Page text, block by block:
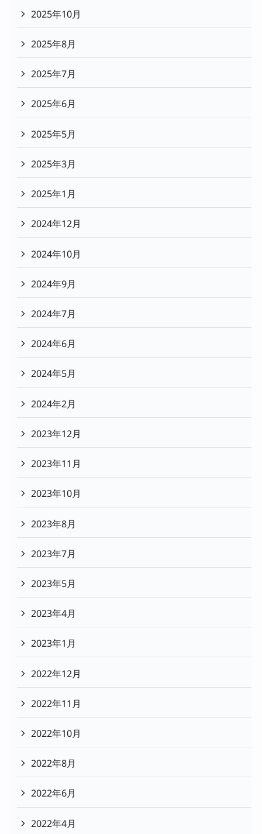
2025年10月
2025年8月
2025年7月
2025年6月
2025年5月
2025年3月
2025年1月
2024年12月
2024年10月
2024年9月
2024年7月
2024年6月
2024年5月
2024年2月
2023年12月
2023年11月
2023年10月
2023年8月
2023年7月
2023年5月
2023年4月
2023年1月
2022年12月
2022年11月
2022年10月
2022年8月
2022年6月
2022年4月